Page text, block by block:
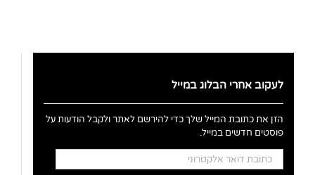
לעקוב אחרי הבלוג במייל
הזן את כתובת המייל שלך כדי להירשם לאתר ולקבל הודעות על
פוסטים חדשים במייל.
כתובת
דואר